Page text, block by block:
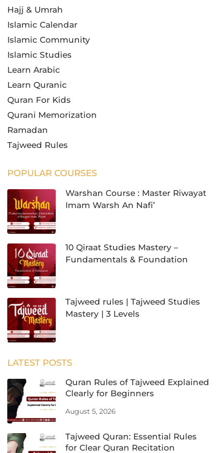
Hajj & Umrah
Islamic Calendar
Islamic Community
Islamic Studies
Learn Arabic
Learn Quranic
Quran For Kids
Qurani Memorization
Ramadan
Tajweed Rules
POPULAR COURSES
Warshan Course : Master Riwayat
Imam Warsh An Nafi’
10 Qiraat Studies Mastery –
Fundamentals & Foundation
Tajweed rules | Tajweed Studies
Mastery | 3 Levels
LATEST POSTS
Quran Rules of Tajweed Explained
Clearly for Beginners
August 5, 2026
Tajweed Quran: Essential Rules
for Clear Quran Recitation